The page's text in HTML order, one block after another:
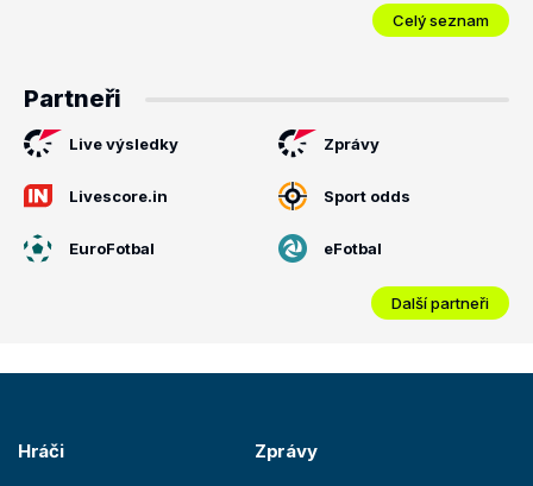
Celý seznam
Partneři
Live výsledky Zprávy
Livescore.in Sport odds
EuroFotbal eFotbal
Další partneři
Hráči Zprávy